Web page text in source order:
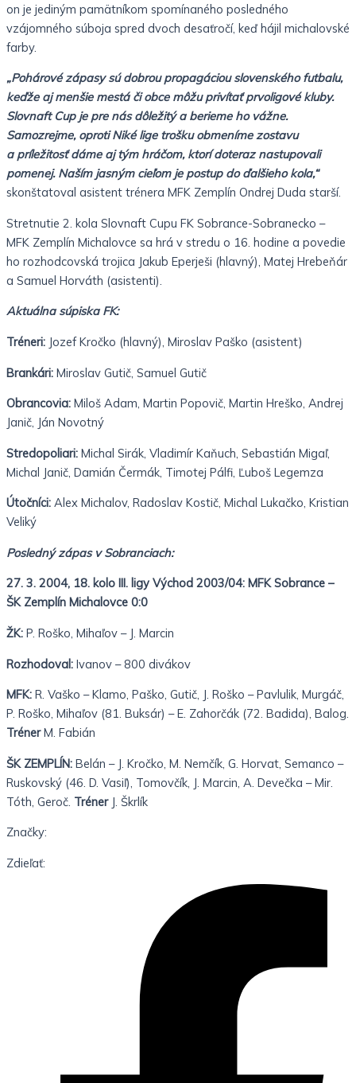
on je jediným pamätníkom spomínaného posledného
vzájomného súboja spred dvoch desaťročí, keď hájil michalovské
farby.
„Pohárové zápasy sú dobrou propagáciou slovenského futbalu,
keďže aj menšie mestá či obce môžu privítať prvoligové kluby.
Slovnaft Cup je pre nás dôležitý a berieme ho vážne.
Samozrejme, oproti Niké lige trošku obmeníme zostavu
a príležitosť dáme aj tým hráčom, ktorí doteraz nastupovali
pomenej. Naším jasným cieľom je postup do ďalšieho kola,“
skonštatoval asistent trénera MFK Zemplín Ondrej Duda starší.
Stretnutie 2. kola Slovnaft Cupu FK Sobrance-Sobranecko –
MFK Zemplín Michalovce sa hrá v stredu o 16. hodine a povedie
ho rozhodcovská trojica Jakub Eperješi (hlavný), Matej Hrebeňár
a Samuel Horváth (asistenti).
Aktuálna súpiska FK:
Tréneri: Jozef Kročko (hlavný), Miroslav Paško (asistent)
Brankári: Miroslav Gutič, Samuel Gutič
Obrancovia: Miloš Adam, Martin Popovič, Martin Hreško, Andrej
Janič, Ján Novotný
Stredopoliari: Michal Sirák, Vladimír Kaňuch, Sebastián Migaľ,
Michal Janič, Damián Čermák, Timotej Pálfi, Ľuboš Legemza
Útočníci: Alex Michalov, Radoslav Kostič, Michal Lukačko, Kristian
Veliký
Posledný zápas v Sobranciach:
27. 3. 2004, 18. kolo III. ligy Východ 2003/04: MFK Sobrance –
ŠK Zemplín Michalovce 0:0
ŽK: P. Roško, Mihaľov – J. Marcin
Rozhodoval: Ivanov – 800 divákov
MFK: R. Vaško – Klamo, Paško, Gutič, J. Roško – Pavlulik, Murgáč,
P. Roško, Mihaľov (81. Buksár) – E. Zahorčák (72. Badida), Balog.
TrénerM. Fabián
ŠK ZEMPLÍN: Belán – J. Kročko, M. Nemčík, G. Horvat, Semanco –
Ruskovský (46. D. Vasiľ), Tomovčík, J. Marcin, A. Devečka – Mir.
Tóth, Geroč. TrénerJ. Škrlík
Značky:
Zdieľať: